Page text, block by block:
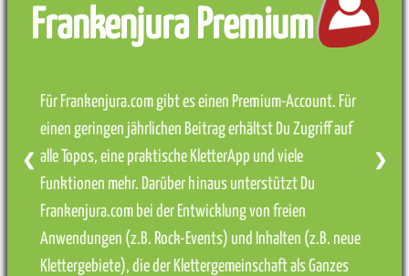
Frankenjura Premium
Für Frankenjura.com gibt es einen Premium-Account. Für
einen geringen jährlichen Beitrag erhältst Du Zugriff auf
alle Topos, eine praktische KletterApp und viele
Funktionen mehr. Darüber hinaus unterstützt Du
Frankenjura.com bei der Entwicklung von freien
Anwendungen (z.B. Rock-Events) und Inhalten (z.B. neue
Klettergebiete), die der Klettergemeinschaft als Ganzes
❮ ❯